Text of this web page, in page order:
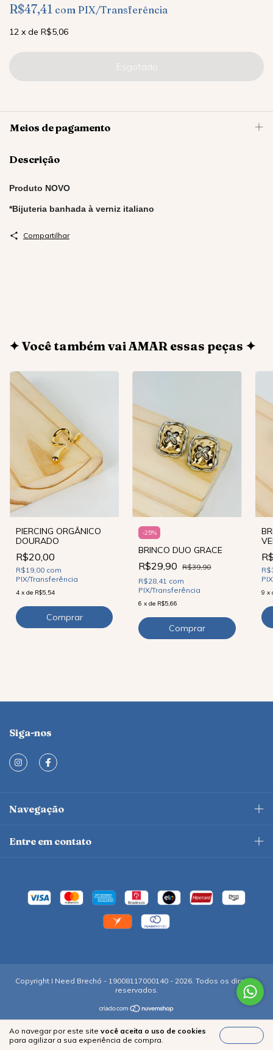
Ao navegar por este site você aceita o uso de cookies
para agilizar a sua experiência de compra.
R$47,41 com PIX/Transferência
12 x de R$5,06
Meios de pagamento
Descrição
Produto NOVO
*Bijuteria banhada à verniz italiano
Compartilhar
✦ Você também vai AMAR essas peças ✦
PIERCING ORGÂNICO
DOURADO
R$20,00
R$19,00 com
PIX/Transferência
4 x de R$5,54
-25%
BRINCO DUO GRACE
R$29,90
R$39,90
R$28,41 com
PIX/Transferência
6 xde R$5,66
9 x
Siga-nos
Navegação
Entre em contato
Copyright I Need Brechó - 19008117000140 - 2026. Todos os direitos
reservados.